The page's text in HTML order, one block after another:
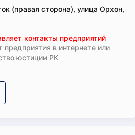
(правая сторона), улица Орхон,
контакты предприятий
предприятия в интернете или
юстиции РК